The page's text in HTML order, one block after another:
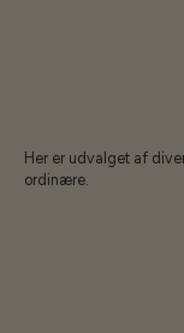
Her er udvalget af
ordinære.